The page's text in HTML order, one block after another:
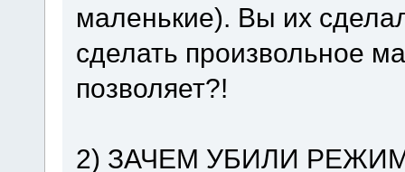
маленькие). Вы их
сделать произвольное
позволяет?!
2) ЗАЧЕМ УБИЛИ